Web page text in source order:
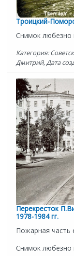
Троицкий-
Снимок любезно
Категория:
Дмитрий, Дата
Перекресток
1978-1984 гг.
Пожарная часть
Снимок любезно